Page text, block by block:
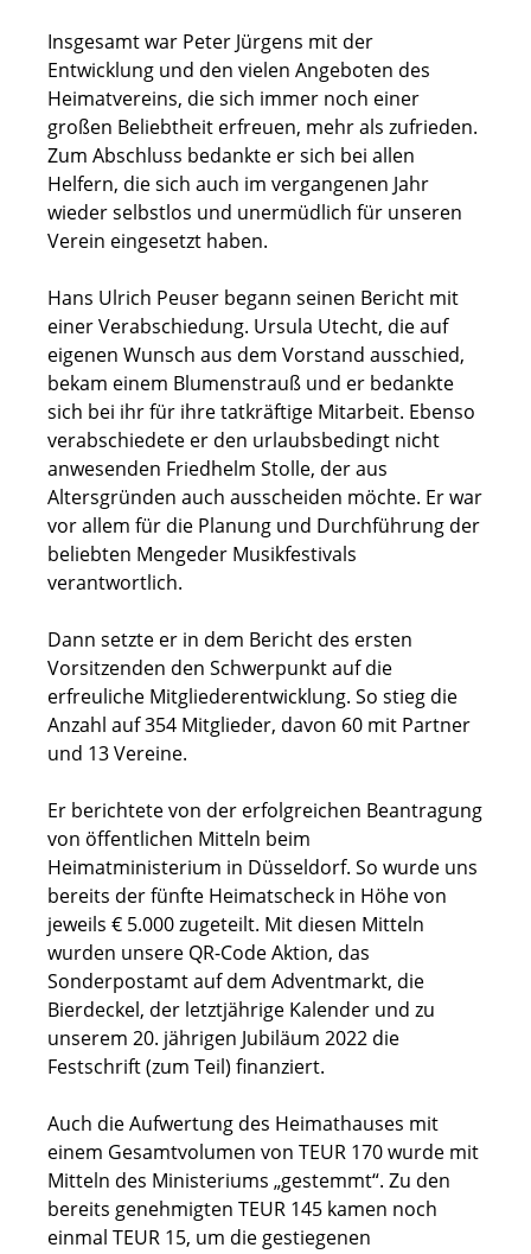
Insgesamt war Peter Jürgens mit der
Entwicklung und den vielen Angeboten des
Heimatvereins, die sich immer noch einer
großen Beliebtheit erfreuen, mehr als zufrieden.
Zum Abschluss bedankte er sich bei allen
Helfern, die sich auch im vergangenen Jahr
wieder selbstlos und unermüdlich für unseren
Verein eingesetzt haben.
Hans Ulrich Peuser begann seinen Bericht mit
einer Verabschiedung. Ursula Utecht, die auf
eigenen Wunsch aus dem Vorstand ausschied,
bekam einem Blumenstrauß und er bedankte
sich bei ihr für ihre tatkräftige Mitarbeit. Ebenso
verabschiedete er den urlaubsbedingt nicht
anwesenden Friedhelm Stolle, der aus
Altersgründen auch ausscheiden möchte. Er war
vor allem für die Planung und Durchführung der
beliebten Mengeder Musikfestivals
verantwortlich.
Dann setzte er in dem Bericht des ersten
Vorsitzenden den Schwerpunkt auf die
erfreuliche Mitgliederentwicklung. So stieg die
Anzahl auf 354 Mitglieder, davon 60 mit Partner
und 13 Vereine.
Er berichtete von der erfolgreichen Beantragung
von öffentlichen Mitteln beim
Heimatministerium in Düsseldorf. So wurde uns
bereits der fünfte Heimatscheck in Höhe von
jeweils € 5.000 zugeteilt. Mit diesen Mitteln
wurden unsere QR-Code Aktion, das
Sonderpostamt auf dem Adventmarkt, die
Bierdeckel, der letztjährige Kalender und zu
unserem 20. jährigen Jubiläum 2022 die
Festschrift (zum Teil) finanziert.
Auch die Aufwertung des Heimathauses mit
einem Gesamtvolumen von TEUR 170 wurde mit
Mitteln des Ministeriums „gestemmt“. Zu den
bereits genehmigten TEUR 145 kamen noch
einmal TEUR 15, um die gestiegenen